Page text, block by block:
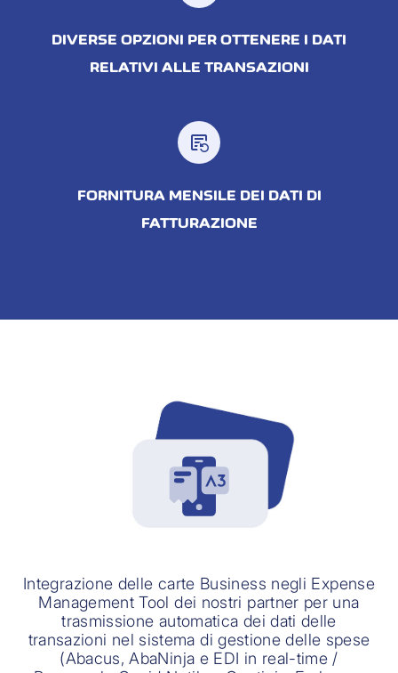
DIVERSE OPZIONI PER OTTENERE I DATI
RELATIVI ALLE TRANSAZIONI
source_notes
FORNITURA MENSILE DEI DATI DI
FATTURAZIONE
Integrazione delle carte Business negli Expense
Management Tool dei nostri partner per una
trasmissione automatica dei dati delle
transazioni nel sistema di gestione delle spese
(Abacus, AbaNinja e EDI in real-time /